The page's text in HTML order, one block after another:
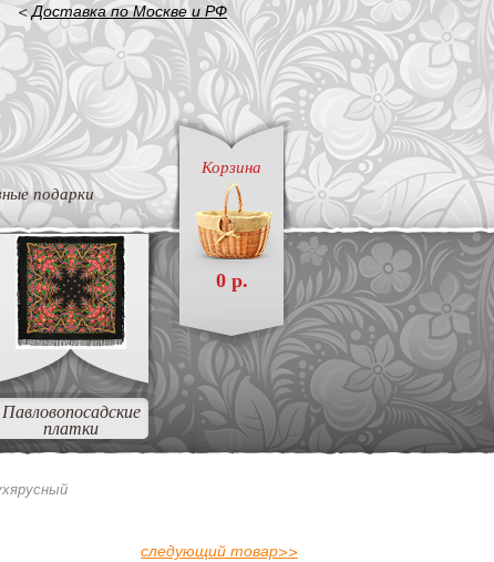
<Доставка по Москве и РФ
Корзина
0 р.
подарки
Павловопосадские
платки
следующий товар>>